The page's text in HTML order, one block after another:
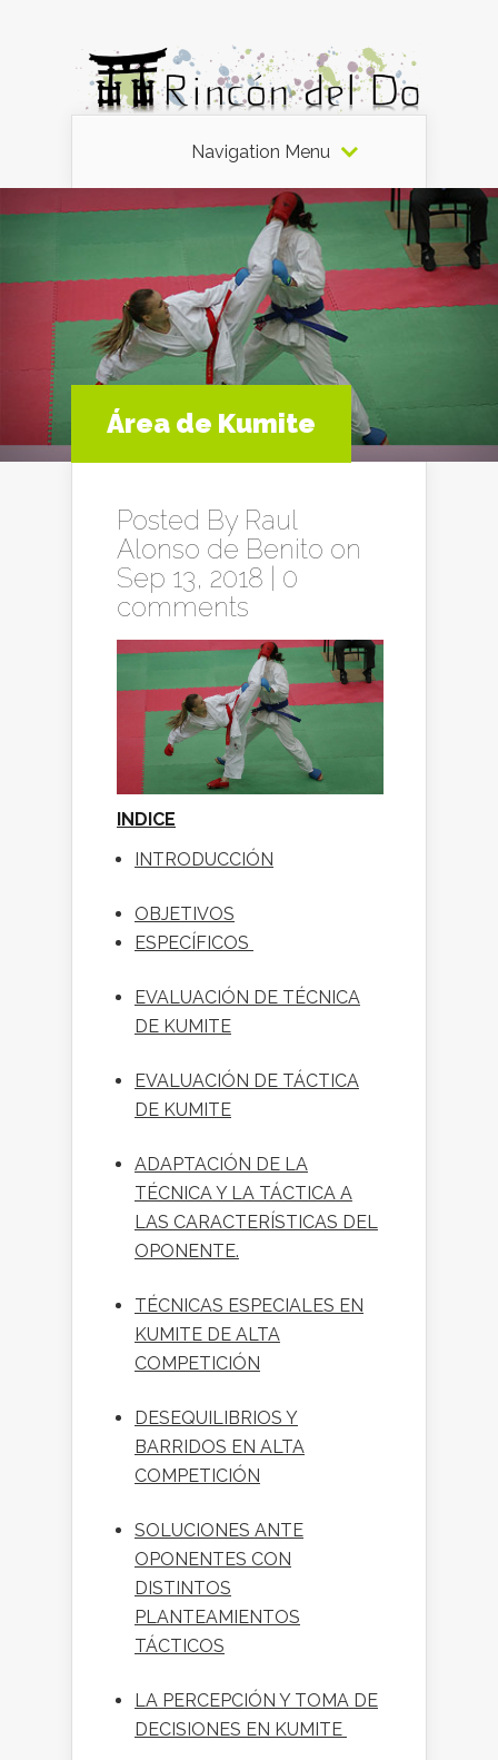
Navigation Menu
Área de Kumite
Posted By Raul
Alonso de Benito on
Sep 13, 2018 | 0
comments
INDICE
INTRODUCCIÓN
OBJETIVOS
ESPECÍFICOS
EVALUACIÓN DE TÉCNICA
DE KUMITE
EVALUACIÓN DE TÁCTICA
DE KUMITE
ADAPTACIÓN DE LA
TÉCNICA Y LA TÁCTICA A
LAS CARACTERÍSTICAS DEL
OPONENTE.
TÉCNICAS ESPECIALES EN
KUMITE DE ALTA
COMPETICIÓN
DESEQUILIBRIOS Y
BARRIDOS EN ALTA
COMPETICIÓN
SOLUCIONES ANTE
OPONENTES CON
DISTINTOS
PLANTEAMIENTOS
TÁCTICOS
LA PERCEPCIÓN Y TOMA DE
DECISIONES EN KUMITE